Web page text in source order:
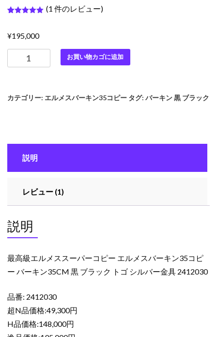
く5段階評
価のうち、
(1 件のレビュー)
¥195,000
高
ル
ー
ー
ー
ル
メ
バ
ー
ン
35
コ
ピ
お買い物カゴに追加
カテゴリー: エルメスバーキン35コピー タグ: バーキン 黒 ブラック
説明
レビュー (1)
説明
最高級エルメススーパーコピー エルメスバーキン35コピ
ー バーキン35CM 黒 ブラック トゴ シルバー金具 2412030
品番: 2412030
超N品価格:49,300円
H品価格:148,000円